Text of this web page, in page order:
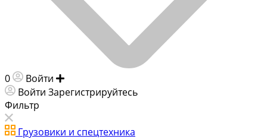
0 Войти
Войти Зарегистрируйтесь
Фильтр
Грузовики и спецтехника